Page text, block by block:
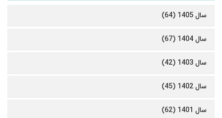
سال 1405 (64)
سال 1404 (67)
سال 1403 (42)
سال 1402 (45)
سال 1401 (62)